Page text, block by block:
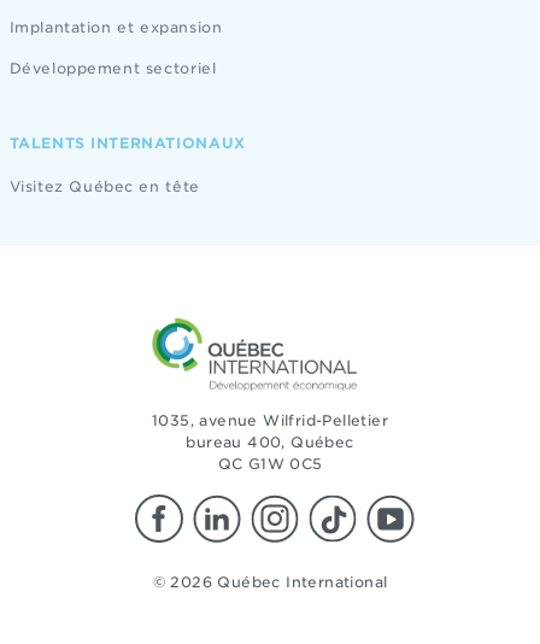
Implantation et expansion
Développement sectoriel
TALENTS INTERNATIONAUX
Visitez Québec en tête
1035, avenue Wilfrid-Pelletier
bureau 400, Québec
QC G1W 0C5
© 2026 Québec International